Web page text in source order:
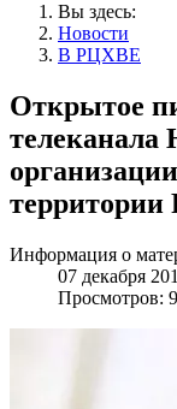
Вы здесь:
Новости
В РЦХВЕ
Открытое
территории
Информация о
07 декабря
Просмотров: